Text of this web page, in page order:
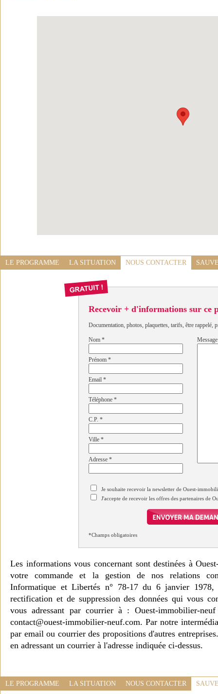
LE PROGRAMME LA SITUATION NOUS CONTACTER
Recevoir + d'informations sur ce
Documentation, photos, plaquettes, tarifs, être rappelé,
Nom *
Prénom *
Email *
Téléphone *
C.P. *
Ville *
Adresse *
Message
Je souhaite recevoir la newsletter de Ouest-
J'accepte de recevoir les offres des partenaires de
*Champs obligatoires
Les informations vous concernant sont destinées à
votre commande et la gestion de nos relations
Informatique et Libertés n° 78-17 du 6 janvier 1978,
rectification et de suppression des données qui vous
vous adressant par courrier à : Ouest-immobilier-
contact@ouest-immobilier-neuf.com. Par notre
par email ou courrier des propositions d'autres
en adressant un courrier à l'adresse indiquée ci-dessus.
LE PROGRAMME LA SITUATION NOUS CONTACTER